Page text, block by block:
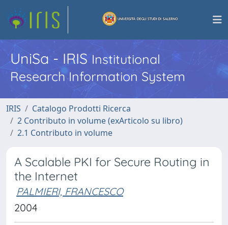
UniSa - IRISInstitutional
Research Information System
IRIS
Catalogo Prodotti Ricerca
2 Contributo in volume (exArticolo su libro)
2.1 Contributo in volume
A Scalable PKI for Secure Routing in
the Internet
PALMIERI, FRANCESCO
2004